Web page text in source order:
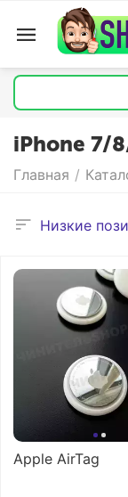
iPhone 7/
Главная /
Apple AirTag